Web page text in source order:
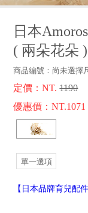
日本
( 兩朵花朵 )
商品編號： 尚未選擇
定價：NT.1190
優惠價：NT.1071
單一選項
【日本品牌育兒配